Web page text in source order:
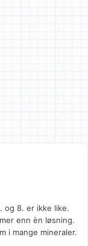
og 8. er ikke like.
enn èn løsning.
i mange mineraler.